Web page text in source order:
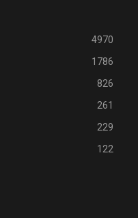
4970
1786
826
261
229
122